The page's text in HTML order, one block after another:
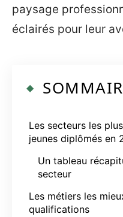
paysage
éclairés pour leur
Les secteurs les
jeunes diplômés en
Un tableau
secteur
Les métiers les
qualifications